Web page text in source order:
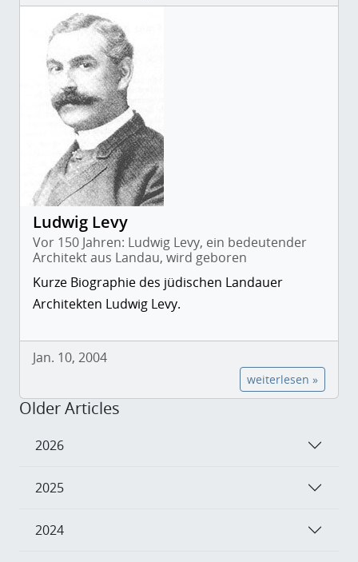
Ludwig Levy
Vor 150 Jahren: Ludwig Levy, ein bedeutender
Architekt aus Landau, wird geboren
Kurze Biographie des jüdischen Landauer
Architekten Ludwig Levy.
Jan. 10, 2004
weiterlesen »
Older Articles
2026
2025
2024